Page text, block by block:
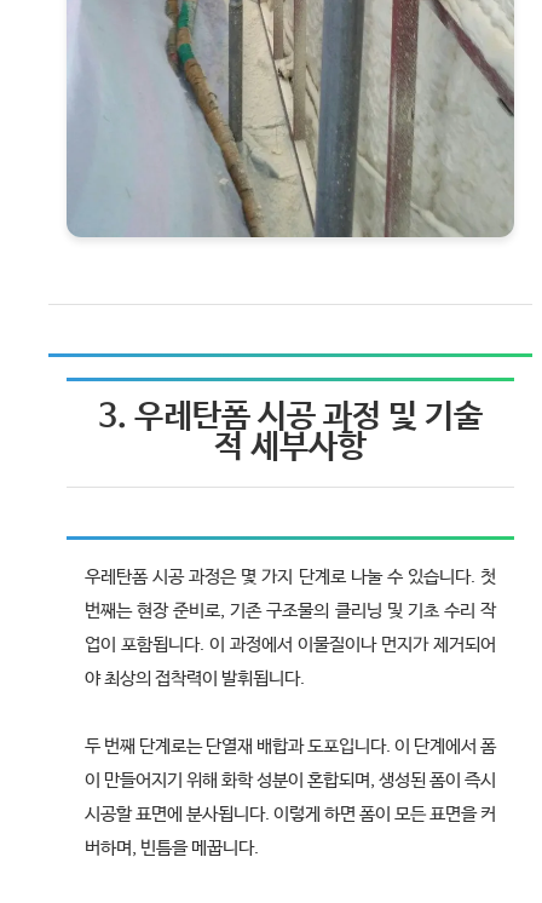
3. 우레탄폼 시공 과정 및 기술
적 세부사항
우레탄폼 시공 과정은 몇 가지 단계로 나눌 수 있습니다. 첫
번째는 현장 준비로, 기존 구조물의 클리닝 및 기초 수리 작
업이 포함됩니다. 이 과정에서 이물질이나 먼지가 제거되어
야 최상의 접착력이 발휘됩니다.
두 번째 단계로는 단열재 배합과 도포입니다. 이 단계에서 폼
이 만들어지기 위해 화학 성분이 혼합되며, 생성된 폼이 즉시
시공할 표면에 분사됩니다. 이렇게 하면 폼이 모든 표면을 커
버하며, 빈틈을 메꿉니다.